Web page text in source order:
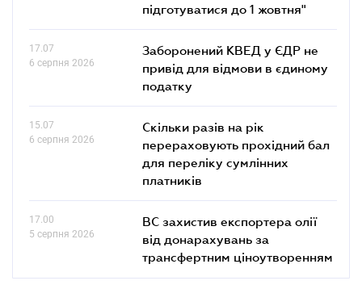
підготуватися до 1 жовтня"
17.07
6 серпня 2026
Заборонений КВЕД у ЄДР не
привід для відмови в єдиному
податку
15.07
6 серпня 2026
Скільки разів на рік
перераховують прохідний бал
для переліку сумлінних
платників
17.00
5 серпня 2026
ВС захистив експортера олії
від донарахувань за
трансфертним ціноутворенням